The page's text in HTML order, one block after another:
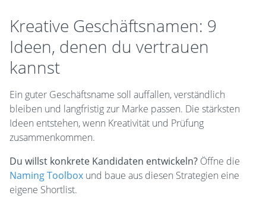
Kreative Geschäftsnamen: 9
Ideen, denen du vertrauen
kannst
Ein guter Geschäftsname soll auffallen, verständlich
bleiben und langfristig zur Marke passen. Die stärksten
Ideen entstehen, wenn Kreativität und Prüfung
zusammenkommen.
Du willst konkrete Kandidaten entwickeln? Öffne die
Naming Toolbox und baue aus diesen Strategien eine
eigene Shortlist.